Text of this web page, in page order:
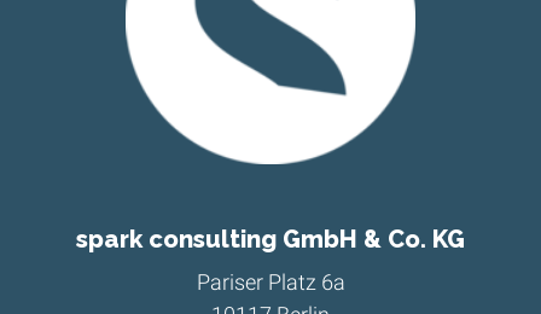
spark consulting GmbH & Co. KG
Pariser Platz 6a